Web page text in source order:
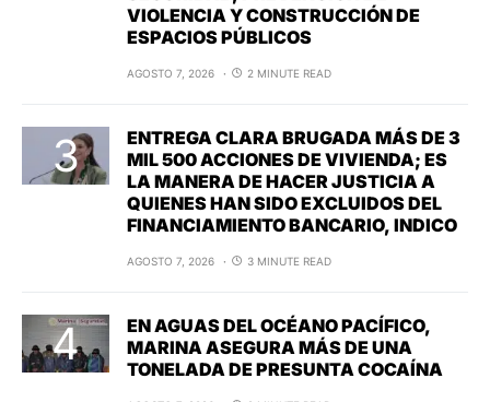
VIOLENCIA Y CONSTRUCCIÓN DE
ESPACIOS PÚBLICOS
AGOSTO 7, 2026 2 MINUTE READ
ENTREGA CLARA BRUGADA MÁS DE 3
MIL 500 ACCIONES DE VIVIENDA; ES
LA MANERA DE HACER JUSTICIA A
QUIENES HAN SIDO EXCLUIDOS DEL
FINANCIAMIENTO BANCARIO, INDICO
AGOSTO 7, 2026 3 MINUTE READ
EN AGUAS DEL OCÉANO PACÍFICO,
MARINA ASEGURA MÁS DE UNA
TONELADA DE PRESUNTA COCAÍNA